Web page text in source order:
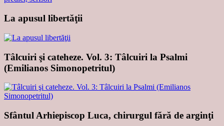
La apusul libertăţii
Tâlcuiri şi cateheze. Vol. 3: Tâlcuiri la Psalmi
(Emilianos Simonopetritul)
Sfântul Arhiepiscop Luca, chirurgul fără de arginţi